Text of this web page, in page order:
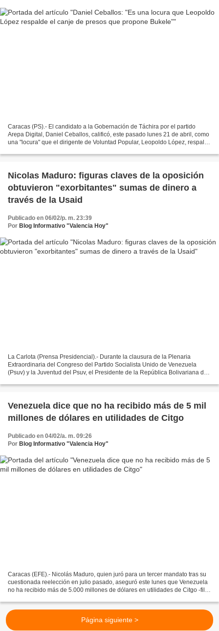
Caracas (PS).- El candidato a la Gobernación de Táchira por el partido
Arepa Digital, Daniel Ceballos, calificó, este pasado lunes 21 de abril, como
una "locura" que el dirigente de Voluntad Popular, Leopoldo López, respalde
Nicolas Maduro: figuras claves de la oposición
obtuvieron "exorbitantes" sumas de dinero a
través de la Usaid
Publicado en 06/02/p. m. 23:39
Por Blog Informativo "Valencia Hoy"
La Carlota (Prensa Presidencial).- Durante la clausura de la Plenaria
Extraordinaria del Congreso del Partido Socialista Unido de Venezuela
(Psuv) y la Juventud del Psuv, el Presidente de la República Bolivariana de
Venezuela dice que no ha recibido más de 5 mil
millones de dólares en utilidades de Citgo
Publicado en 04/02/a. m. 09:26
Por Blog Informativo "Valencia Hoy"
Caracas (EFE).- Nicolás Maduro, quien juró para un tercer mandato tras su
cuestionada reelección en julio pasado, aseguró este lunes que Venezuela
no ha recibido más de 5.000 millones de dólares en utilidades de Citgo -filial
Página siguiente >